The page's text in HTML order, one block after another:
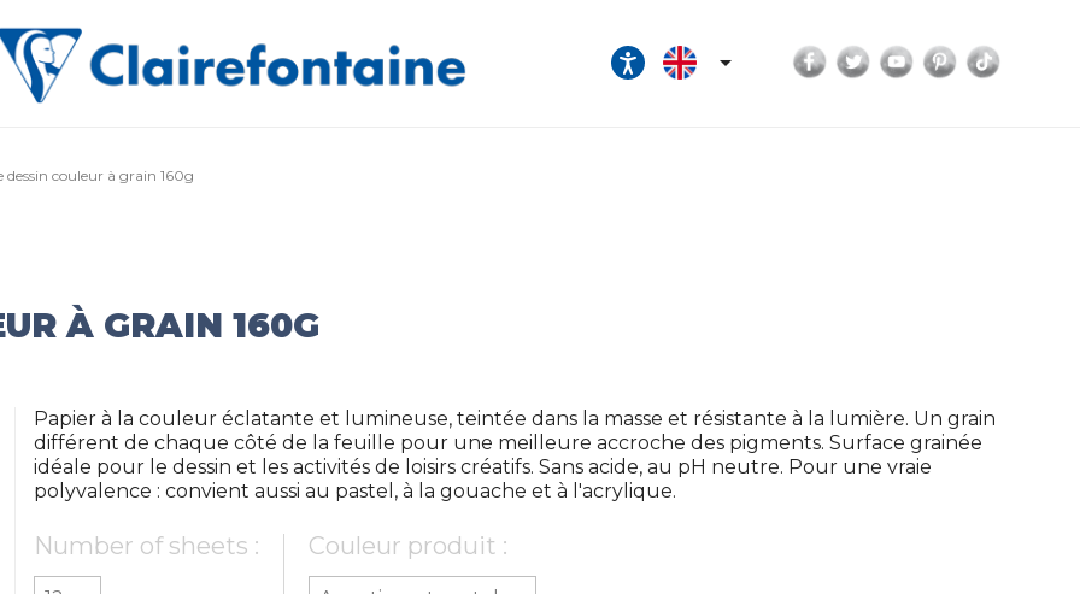
 Facebook
TwitterYouTubePinterest
dessin couleur à grain 160g
À GRAIN 160G
Papier à la couleur éclatante et lumineuse, teintée dans la masse et résistante à la lumière. Un grain
différent de chaque côté de la feuille pour une meilleure accroche des pigments. Surface grainée
idéale pour le dessin et les activités de loisirs créatifs. Sans acide, au pH neutre. Pour une vraie
polyvalence : convient aussi au pastel, à la gouache et à l'acrylique.
Number of sheets : Couleur produit :